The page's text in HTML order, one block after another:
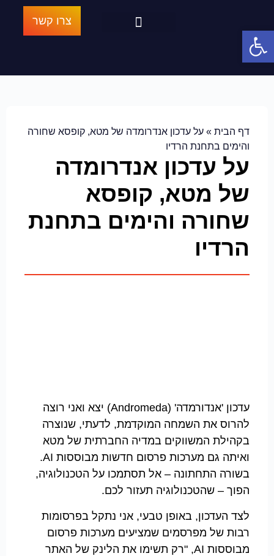
צרו קשר
דף הבית » על עדכון אנדרומדה של מטא, קופסא שחורה
והימים בתחנת הרדיו
על עדכון אנדרומדה
של מטא, קופסא
שחורה והימים בתחנת
הרדיו
עדכון 'אנדורמדה' (Andromeda) יצא ואני רוצה
להרוס את השמחה המוקדמת, לדעתי, שנוצרה
בקהילת המשווקים במדיה החברתית של מטא
ואיתה גם מערכות פרסום חדשות מבוססות AI.
בשורה התחתונה – אל תסתמכו על הטכנולוגיה,
הפוך – שהטכנולוגיה תעזור לכם.
לצד העדכון, באופן טבעי, אני נתקל בפרסומות
רבות של מפרסמים שמציעים מערכות פרסום
מבוססות AI, "רק תשימו את הלינק של האתר
פתח סרגל נגישות